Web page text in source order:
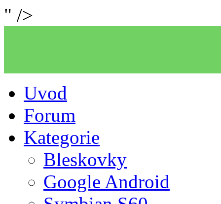
" />
Uvod
Forum
Kategorie
Bleskovky
Google Android